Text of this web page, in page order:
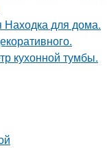
Находка для дома.
кухонной тумбы.